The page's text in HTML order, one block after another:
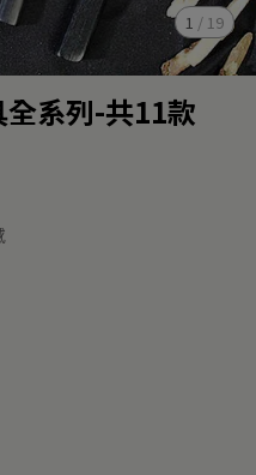
1 / 19
全系列-共11款